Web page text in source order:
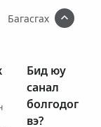
Багасгах
Бид юу
санал
болгодог
вэ?